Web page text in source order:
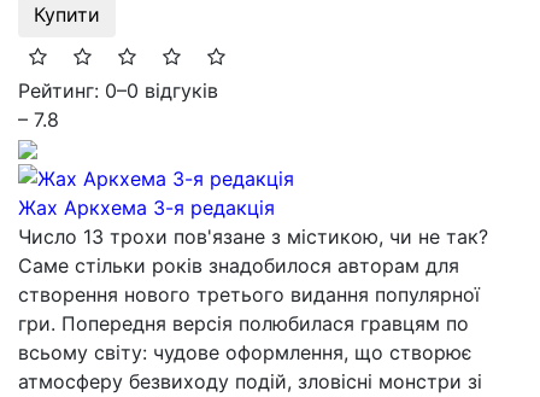
Купити
Рейтинг: 0–0 відгуків
– 7.8
Жах Аркхема 3-я редакція
Число 13 трохи пов'язане з містикою, чи не так?
Саме стільки років знадобилося авторам для
створення нового третього видання популярної
гри. Попередня версія полюбилася гравцям по
всьому світу: чудове оформлення, що створює
атмосферу безвиходу подій, зловісні монстри зі